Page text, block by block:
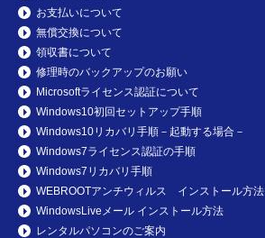
お支払いについて
無償交換について
領収書について
修理時のバックアップのお願い
Microsoftライセンス認証について
Windows10初回セットアップ手順
Windows10リカバリ手順－起動する場合－
Windows7ライセンス認証の手順
Windows7リカバリ手順
WEBROOTアンチウィルス インストール方法
WindowsLiveメール インストール方法
レンタルパソコンのご案内